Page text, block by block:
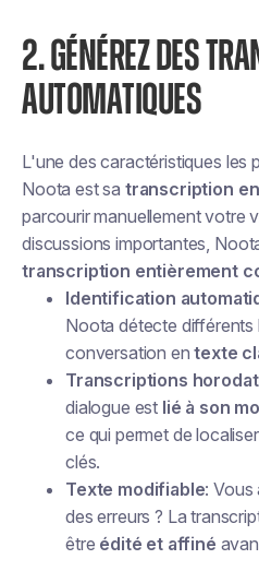
2. GÉNÉREZ DES
AUTOMATIQUES
L'une des caractéristiques les
Noota est sa transcription
parcourir manuellement votre
discussions importantes,
transcription entièrement
Identification
Noota détecte différents
conversation entexte
Transcriptions
dialogue est lié à son
ce qui permet de
clés.
Texte modifiable: Vous
des erreurs ? La
être édité et affiné